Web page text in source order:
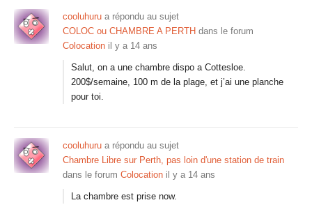
cooluhuru a répondu au sujet
COLOC ou CHAMBRE A PERTH dans le forum
Colocation il y a 14 ans
Salut, on a une chambre dispo a Cottesloe.
200$/semaine, 100 m de la plage, et j’ai une planche
pour toi.
cooluhuru a répondu au sujet
Chambre Libre sur Perth, pas loin d'une station de train
dans le forum Colocation il y a 14 ans
La chambre est prise now.